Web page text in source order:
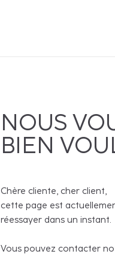
NOUS
BIEN
Chère cliente, cher client,
cette page est
réessayer dans un instant.
Vous pouvez contacter